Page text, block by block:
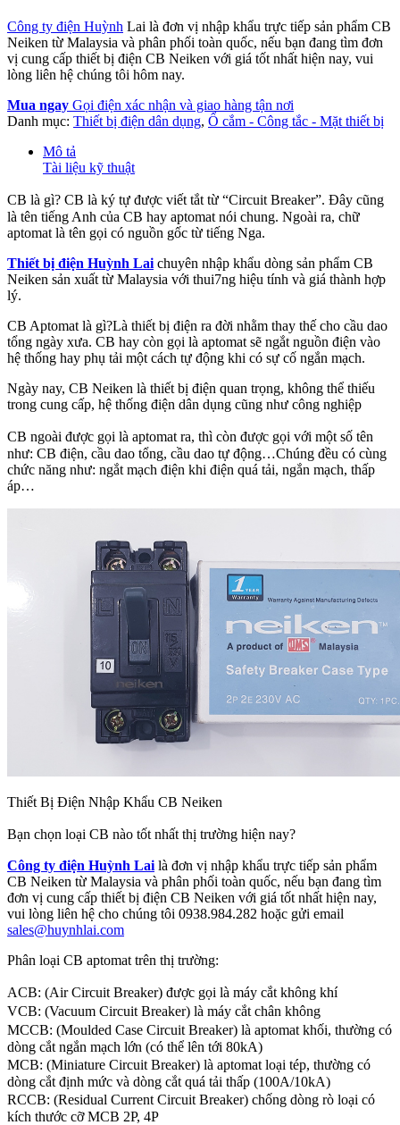
Công ty điện Huỳnh Lai là đơn vị nhập khẩu trực tiếp sản phẩm CB
Neiken từ Malaysia và phân phối toàn quốc, nếu bạn đang tìm đơn
vị cung cấp thiết bị điện CB Neiken với giá tốt nhất hiện nay, vui
lòng liên hệ chúng tôi hôm nay.
Mua ngay Gọi điện xác nhận và giao hàng tận nơi
Danh mục: Thiết bị điện dân dụng, Ổ cắm - Công tắc - Mặt thiết bị
Mô tả
Tài liệu kỹ thuật
CB là gì? CB là ký tự được viết tắt từ “Circuit Breaker”. Đây cũng
là tên tiếng Anh của CB hay aptomat nói chung. Ngoài ra, chữ
aptomat là tên gọi có nguồn gốc từ tiếng Nga.
Thiết bị điện Huỳnh Lai chuyên nhập khẩu dòng sản phẩm CB
Neiken sản xuất từ Malaysia với thui7ng hiệu tính và giá thành hợp
lý.
CB Aptomat là gì?Là thiết bị điện ra đời nhằm thay thế cho cầu dao
tổng ngày xưa. CB hay còn gọi là aptomat sẽ ngắt nguồn điện vào
hệ thống hay phụ tải một cách tự động khi có sự cố ngắn mạch.
Ngày nay, CB Neiken là thiết bị điện quan trọng, không thể thiếu
trong cung cấp, hệ thống điện dân dụng cũng như công nghiệp
CB ngoài được gọi là aptomat ra, thì còn được gọi với một số tên
như: CB điện, cầu dao tổng, cầu dao tự động…Chúng đều có cùng
chức năng như: ngắt mạch điện khi điện quá tải, ngắn mạch, thấp
áp…
Thiết Bị Điện Nhập Khẩu CB Neiken
Bạn chọn loại CB nào tốt nhất thị trường hiện nay?
Công ty điện Huỳnh Lai là đơn vị nhập khẩu trực tiếp sản phẩm
CB Neiken từ Malaysia và phân phối toàn quốc, nếu bạn đang tìm
đơn vị cung cấp thiết bị điện CB Neiken với giá tốt nhất hiện nay,
vui lòng liên hệ cho chúng tôi 0938.984.282 hoặc gửi email
sales@huynhlai.com
Phân loại CB aptomat trên thị trường:
ACB: (Air Circuit Breaker) được gọi là máy cắt không khí
VCB: (Vacuum Circuit Breaker) là máy cắt chân không
MCCB: (Moulded Case Circuit Breaker) là aptomat khối, thường có
dòng cắt ngắn mạch lớn (có thể lên tới 80kA)
MCB: (Miniature Circuit Breaker) là aptomat loại tép, thường có
dòng cắt định mức và dòng cắt quá tải thấp (100A/10kA)
RCCB: (Residual Current Circuit Breaker) chống dòng rò loại có
kích thước cỡ MCB 2P, 4P